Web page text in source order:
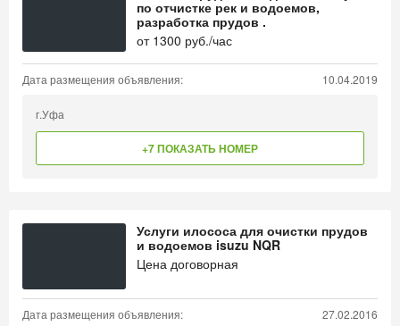
по отчистке рек и водоемов,
разработка прудов .
от 1300 руб./час
Дата размещения объявления: 10.04.2019
г.Уфа
+7 ПОКАЗАТЬ НОМЕР
Услуги илососа для очистки прудов
и водоемов isuzu NQR
Цена договорная
Дата размещения объявления: 27.02.2016